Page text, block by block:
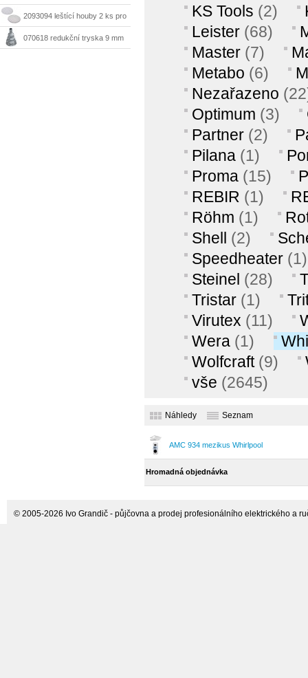
HSS 210 mm Matrix
2093094 leštící houby 2 ks pro
BT-PO 110 Einhell
070618 redukční tryska 9 mm
KS Tools (2)
Leister (68)
Master (7)
Metabo (6)
Nezařazeno
Optimum (3)
Partner (2)
Pilana (1)
Proma (15)
REBIR (1)
Röhm (1)
Shell (2)
Speedheater (1)
Steinel (28)
Tristar (1)
Virutex (11)
Wera (1)
Wolfcraft (9)
vše (2645)
Náhledy Seznam
AMC 934 mezikus Whirlpool
Hromadná objednávka
© 2005-2026 Ivo Grandič - půjčovna a prodej profesionálního elektrického a